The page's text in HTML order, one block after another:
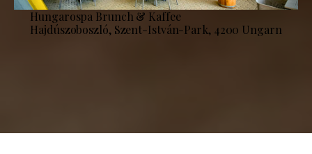
Hungarospa Brunch & Kaffee
Hajdúszoboszló, Szent-István-Park, 4200 Ungarn